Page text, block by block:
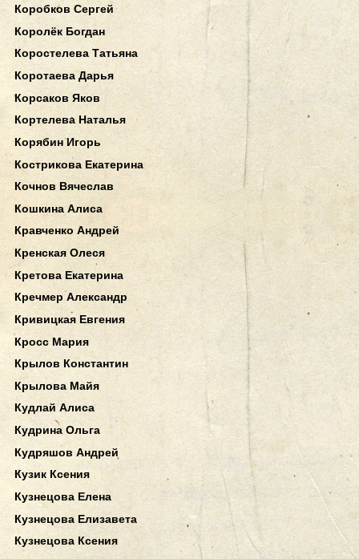
Коробков Сергей
Королёк Богдан
Коростелева Татьяна
Коротаева Дарья
Корсаков Яков
Кортелева Наталья
Корябин Игорь
Кострикова Екатерина
Кочнов Вячеслав
Кошкина Алиса
Кравченко Андрей
Кренская Олеся
Кретова Екатерина
Кречмер Александр
Кривицкая Евгения
Кросс Мария
Крылов Константин
Крылова Майя
Кудлай Алиса
Кудрина Ольга
Кудряшов Андрей
Кузик Ксения
Кузнецова Елена
Кузнецова Елизавета
Кузнецова Ксения